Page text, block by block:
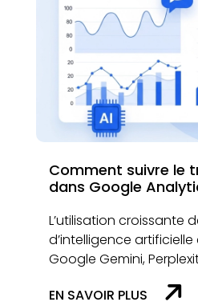
Comment suivre le
dans Google
L’utilisation croissante
d’intelligence
Google Gemini,
EN SAVOIR PLUS